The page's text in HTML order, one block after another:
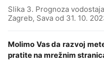
Slika 3. Prognoza
Zagreb, Sava od 31. 10.
Molimo Vas da razvoj
pratite na mrežnim